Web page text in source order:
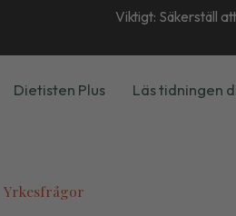
Viktigt: Säkerställ
Dietisten Plus Läs tidningen
Yrkesfrågor